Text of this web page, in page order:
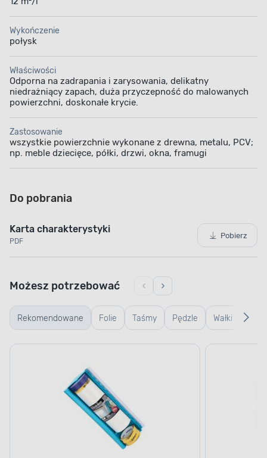
Wykończenie
połysk
Właściwości
Odporna na zadrapania i zarysowania, delikatny
niedrażniący zapach, duża przyczepność do malowanych
powierzchni, doskonałe krycie.
Zastosowanie
wszystkie powierzchnie wykonane z drewna, metalu, PCV;
np. meble dziecięce, półki, drzwi, okna, framugi
Do pobrania
Karta charakterystyki
PDF
Pobierz
Rekomendowane Folie Taśmy Pędzle Wałki
Możesz potrzebować